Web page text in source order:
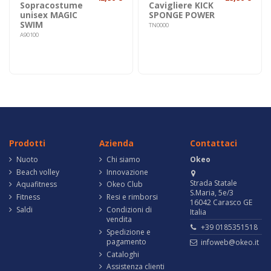
Sopracostume
unisex MAGIC
SWIM
A90100
Cavigliere KICK
SPONGE POWER
TN0000
Prodotti
Nuoto
Beach volley
Aquafitness
Fitness
Saldi
Azienda
Chi siamo
Innovazione
Okeo Club
Resi e rimborsi
Condizioni di
vendita
Spedizione e
pagamento
Cataloghi
Assistenza clienti
Contattaci
Okeo
Strada Statale
S.Maria, 5e/3
16042 Carasco GE
Italia
+39 0185351518
infoweb@okeo.it